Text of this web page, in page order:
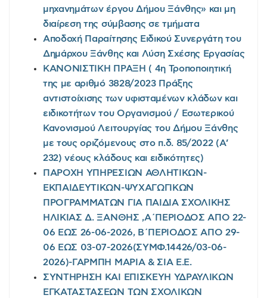
μηχανημάτων έργου Δήμου Ξάνθης» και μη
διαίρεση της σύμβασης σε τμήματα
Αποδοχή Παραίτησης Ειδικού Συνεργάτη του
Δημάρχου Ξάνθης και Λύση Σχέσης Εργασίας
ΚΑΝΟΝΙΣΤΙΚΗ ΠΡΑΞΗ ( 4η Τροποποιητική
της με αριθμό 3828/2023 Πράξης
αντιστοίχισης των υφισταμένων κλάδων και
ειδικοτήτων του Οργανισμού / Εσωτερικού
Κανονισμού Λειτουργίας του Δήμου Ξάνθης
με τους οριζόμενους στο π.δ. 85/2022 (Α’
232) νέους κλάδους και ειδικότητες)
ΠΑΡΟΧΗ ΥΠΗΡΕΣΙΩΝ ΑΘΛΗΤΙΚΩΝ-
ΕΚΠΑΙΔΕΥΤΙΚΩΝ-ΨΥΧΑΓΩΓΙΚΩΝ
ΠΡΟΓΡΑΜΜΑΤΩΝ ΓΙΑ ΠΑΙΔΙΑ ΣΧΟΛΙΚΗΣ
ΗΛΙΚΙΑΣ Δ. ΞΑΝΘΗΣ ,Α΄ΠΕΡΙΟΔΟΣ ΑΠΟ 22-
06 ΕΩΣ 26-06-2026, Β΄ΠΕΡΙΟΔΟΣ ΑΠΟ 29-
06 ΕΩΣ 03-07-2026(ΣΥΜΦ.14426/03-06-
2026)-ΓΑΡΜΠΗ ΜΑΡΙΑ & ΣΙΑ Ε.Ε.
ΣΥΝΤΗΡΗΣΗ ΚΑΙ ΕΠΙΣΚΕΥΗ ΥΔΡΑΥΛΙΚΩΝ
ΕΓΚΑΤΑΣΤΑΣΕΩΝ ΤΩΝ ΣΧΟΛΙΚΩΝ